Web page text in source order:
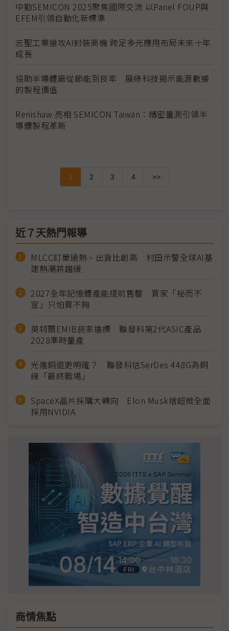
中勤SEMICON 2025聚焦國際交流 以Panel FOUP與
EFEM引領自動化新標準
志聖工業搶攻AI封裝商機 跨足多元應用布局未來十年
成長
協助半導體廠從節能到良率 展綠科技揭示能源數據
的製程價值
Renishaw 亮相 SEMICON Taiwan：精密量測引領半
導體製程革新
1 2 3 4 >>
近７天熱門報導
MLCC訂單過熱、出貨比創高 村田示警全球AI基
建熱潮將趨緩
2027全年記憶體產能提前售罄 買家「祕而不
宣」只怕買不夠
英特爾EMIB良率達標 聯發科第2代ASIC產品
2028準時量產
光進銅退更明確？ 聯發科估SerDes 448G為銅
線「最終戰場」
SpaceX晶片採購大轉向 Elon Musk捨超微全面
採用NVIDIA
商情焦點